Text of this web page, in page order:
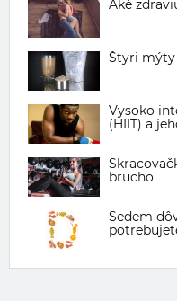
Aké
Štyri
Vysoko
(HIIT) a
brucho
Sedem